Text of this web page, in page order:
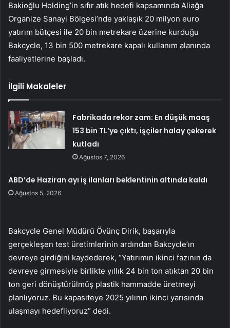
Bakioğlu Holding’in sıfır atık hedefi kapsamında Aliağa
Organize Sanayi Bölgesi’nde yaklaşık 20 milyon euro
yatırım bütçesi ile 20 bin metrekare üzerine kurduğu
Bakcycle, 13 bin 500 metrekare kapalı kullanım alanında
faaliyetlerine başladı.
İlgili Makaleler
Fabrikada rekor zam: En düşük maaş
153 bin TL’ye çıktı, işçiler halay çekerek
kutladı
Ağustos 7, 2026
ABD’de Haziran ayı iş ilanları beklentinin altında kaldı
Ağustos 5, 2026
Bakcycle Genel Müdürü Övünç Dirik, başarıyla
gerçekleşen test üretimlerinin ardından Bakcycle’ın
devreye girdiğini kaydederek, “Yatırımın ikinci fazının da
devreye girmesiyle birlikte yıllık 24 bin ton atıktan 20 bin
ton geri dönüştürülmüş plastik hammadde üretmeyi
planlıyoruz. Bu kapasiteye 2025 yılının ikinci yarısında
ulaşmayı hedefliyoruz” dedi.